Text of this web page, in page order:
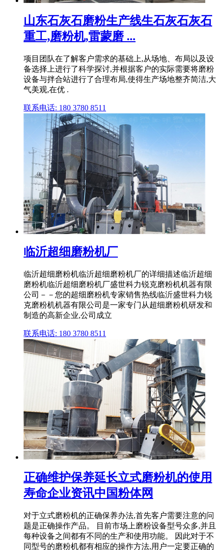
山东石灰石磨粉生产线生石灰石灰石
重工,磨粉机,雷蒙磨 ...
项目团队在了解客户需求的基础上,从场地、布局以及设
备选择上进行了科学探讨,并根据客户的实际需要将磨粉
设备与拌合站进行了合理布局,使得生产场地整齐简洁,大
气美观,在优 .
联系电话: 180 3780 8511
临沂超细磨粉机厂
临沂超细磨粉机临沂超细磨粉机厂的详细描述临沂超细
磨粉机临沂超细磨粉机厂盛世科力锐克磨粉机机器有限
公司－－您的超细磨粉机专家销售热线临沂盛世科力锐
克磨粉机机器有限公司是一家专门从超细磨粉机研发和
制造的高新企业,公司成立
联系电话: 180 3780 8511
正确维护保养延长立式磨粉机的使用
寿命企业资讯中国粉体网
对于立式磨粉机的正确保养办法,首先客户需要注意的问
题是正确操作产品。 目前市场上磨粉设备型号众多,并且
每种设备之间都有不同的生产和使用功能。 因此对于不
同型号的磨粉机都有相应的操作方法,用户一定要正确的